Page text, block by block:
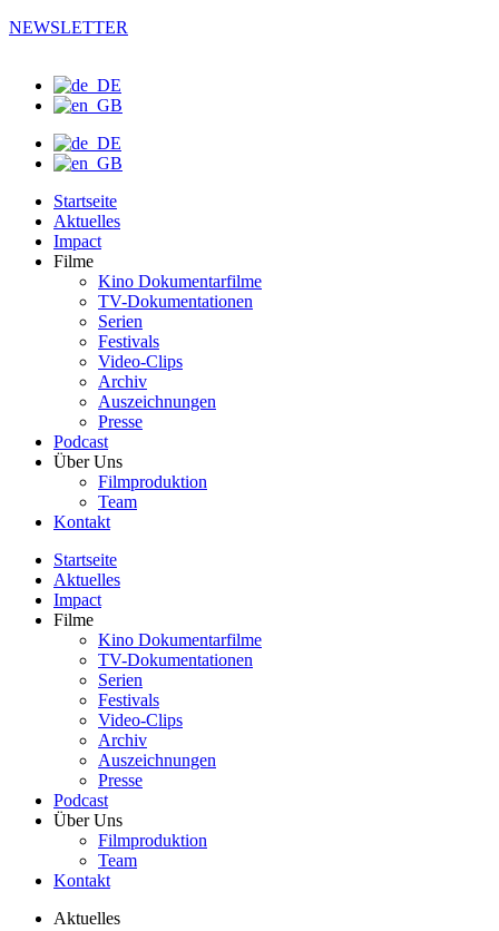
NEWSLETTER
Startseite
Aktuelles
Impact
Filme
Kino Dokumentarfilme
TV-Dokumentationen
Serien
Festivals
Video-Clips
Archiv
Auszeichnungen
Presse
Podcast
Über Uns
Filmproduktion
Team
Kontakt
Startseite
Aktuelles
Impact
Filme
Kino Dokumentarfilme
TV-Dokumentationen
Serien
Festivals
Video-Clips
Archiv
Auszeichnungen
Presse
Podcast
Über Uns
Filmproduktion
Team
Kontakt
Aktuelles